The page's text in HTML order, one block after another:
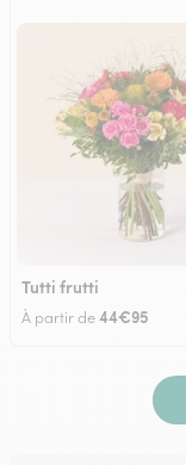
Tutti frutti
À partir de44€95